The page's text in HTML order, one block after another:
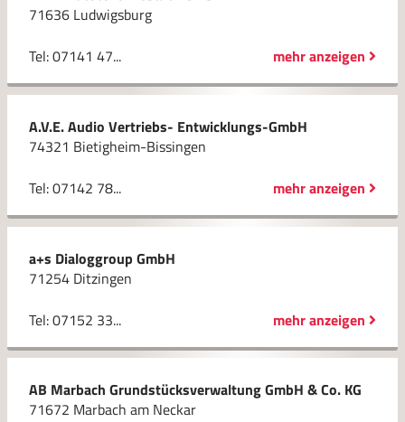
71636 Ludwigsburg
Tel: 07141 47...
mehr anzeigen
A.V.E. Audio Vertriebs- Entwicklungs-GmbH
74321 Bietigheim-Bissingen
Tel: 07142 78...
mehr anzeigen
a+s Dialoggroup GmbH
71254 Ditzingen
Tel: 07152 33...
mehr anzeigen
AB Marbach Grundstücksverwaltung GmbH & Co. KG
71672 Marbach am Neckar